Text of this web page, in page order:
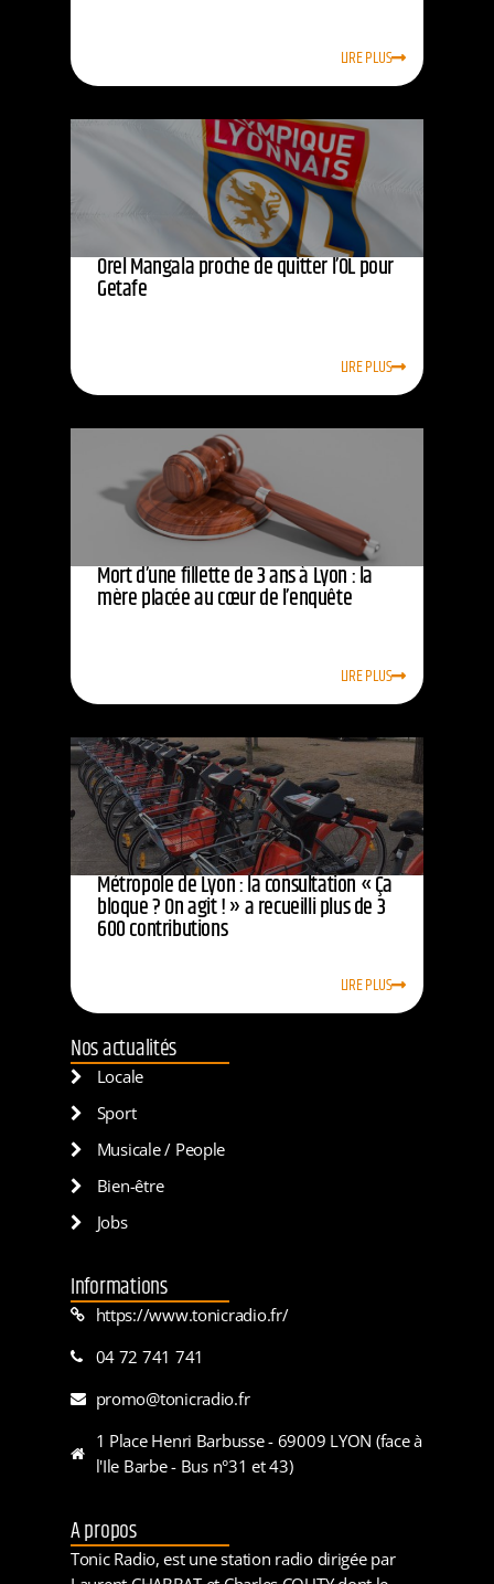
LIRE PLUS
Orel Mangala proche de quitter l’OL pour
Getafe
LIRE PLUS
Mort d’une fillette de 3 ans à Lyon : la
mère placée au cœur de l’enquête
LIRE PLUS
Métropole de Lyon : la consultation « Ça
bloque ? On agit ! » a recueilli plus de 3
600 contributions
LIRE PLUS
Nos actualités
Locale
Sport
Musicale / People
Bien-être
Jobs
Informations
https://www.tonicradio.fr/
04 72 741 741
promo@tonicradio.fr
1 Place Henri Barbusse - 69009 LYON (face à
l'Ile Barbe - Bus n°31 et 43)
A propos
Tonic Radio, est une station radio dirigée par